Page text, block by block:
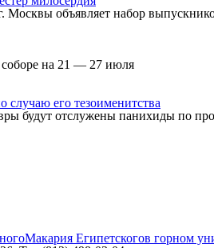
объявляет набор
на 21 — 27 июля
его тезоименитства
будут отслужены панихиды по
Макария Египетскогов горном